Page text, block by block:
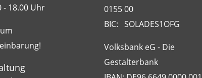
18.00 Uhr
0155 00
BIC: SOLADES1OFG
Volksbank eG - Die
Gestalterbank